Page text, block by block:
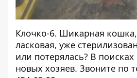
Клочко-6. Шикарная
ласковая, уже
или потерялась? В
новых хозяев. Звоните по